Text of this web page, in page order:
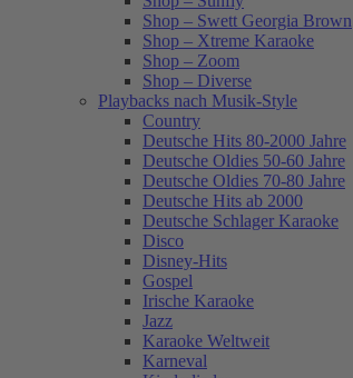
Shop – Swett Georgia Brown
Shop – Xtreme Karaoke
Shop – Zoom
Shop – Diverse
Playbacks nach Musik-Style
Country
Deutsche Hits 80-2000 Jahre
Deutsche Oldies 50-60 Jahre
Deutsche Oldies 70-80 Jahre
Deutsche Hits ab 2000
Deutsche Schlager Karaoke
Disco
Disney-Hits
Gospel
Irische Karaoke
Jazz
Karaoke Weltweit
Karneval